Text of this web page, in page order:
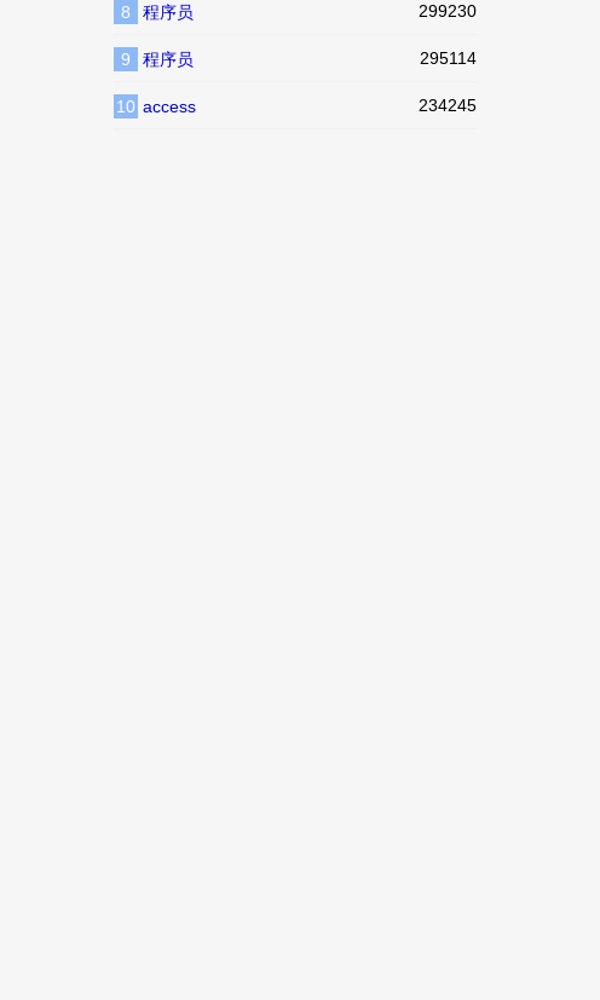
8 程序员 299230
9 程序员 295114
10 access 234245